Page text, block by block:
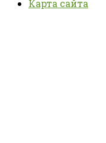
Карта сайта